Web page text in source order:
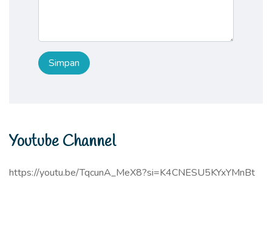
Youtube Channel
https://youtu.be/TqcunA_MeX8?si=K4CNESU5KYxYMnBt